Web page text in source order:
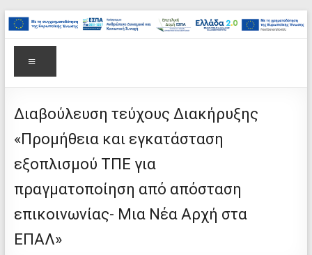
στο
περιεχόμενο
Μετάβαση
στο
περιεχόμενο
Επιτελική
Δομή
Υπουργείου
Παιδείας,
Θρησκευμάτων
και
Αθλητισμού
Διαβούλευση τεύχους Διακήρυξης
«Προμήθεια και εγκατάσταση
εξοπλισμού ΤΠΕ για
πραγματοποίηση από απόσταση
επικοινωνίας- Μια Νέα Αρχή στα
ΕΠΑΛ»